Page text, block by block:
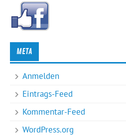
META
Anmelden
Eintrags-Feed
Kommentar-Feed
WordPress.org